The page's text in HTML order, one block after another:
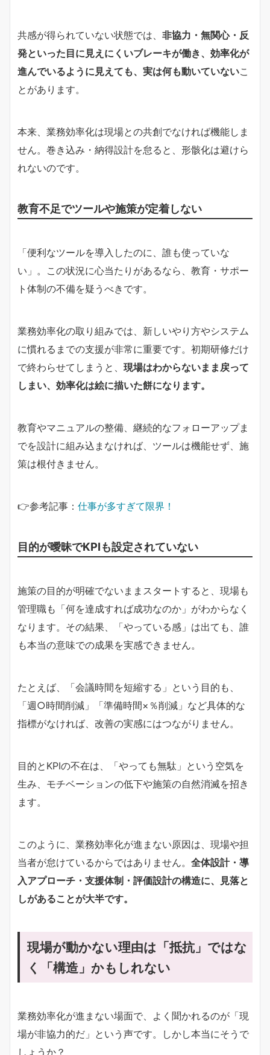
共感が得られていない状態では、 非協力・無関心・反
発といった目に見えにくいブレーキが働き、効率化が
進んでいるように見えても、実は何も動いていないこ
とがあります。
本来、業務効率化は現場との共創でなければ機能しま
せん。巻き込み・納得設計を怠ると、形骸化は避けら
れないのです。
教育不足でツールや施策が定着しない
「便利なツールを導入したのに、誰も使っていな
い」。この状況に心当たりがあるなら、教育・サポー
ト体制の不備を疑うべきです。
業務効率化の取り組みでは、新しいやり方やシステム
に慣れるまでの支援が非常に重要です。初期研修だけ
で終わらせてしまうと、 現場はわからないまま戻って
しまい、効率化は絵に描いた餅になります。
教育やマニュアルの整備、継続的なフォローアップま
でを設計に組み込まなければ、ツールは機能せず、施
策は根付きません。
👉参考記事： 仕事が多すぎて限界！
目的が曖昧でKPIも設定されていない
施策の目的が明確でないままスタートすると、現場も
管理職も「何を達成すれば成功なのか」がわからなく
なります。その結果、「やっている感」は出ても、誰
も本当の意味での成果を実感できません。
たとえば、「会議時間を短縮する」という目的も、
「週○時間削減」「準備時間×％削減」など具体的な
指標がなければ、改善の実感にはつながりません。
目的とKPIの不在は、「やっても無駄」という空気を
生み、モチベーションの低下や施策の自然消滅を招き
ます。
このように、業務効率化が進まない原因は、現場や担
当者が怠けているからではありません。 全体設計・導
入アプローチ・支援体制・評価設計の構造に、見落と
しがあることが大半です。
現場が動かない理由は「抵抗」ではな
く「構造」かもしれない
業務効率化が進まない場面で、よく聞かれるのが「現
場が非協力的だ」という声です。しかし本当にそうで
しょうか？